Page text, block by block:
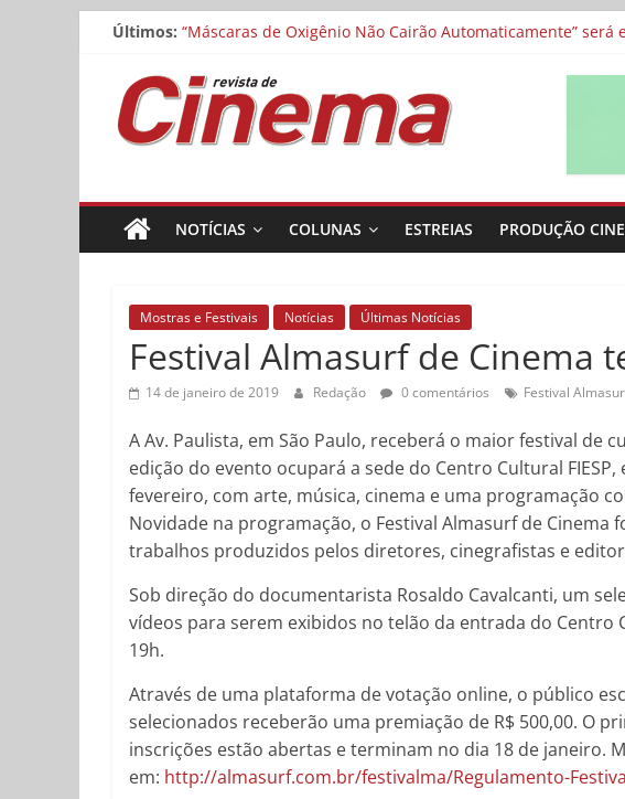
Pular
conteúdo
Últimos:
Cinemateca exibe “O Manuscrito de Saragoça”, “Os
“Máscaras de Oxigênio Não Cairão Automaticamente”
Noite dos Otelos pauta-se pelo distributivismo e divide
Museu da Pessoa abre chamada para curta-metragens
Revista
de
Cinema
NOTÍCIAS COLUNAS ESTREIAS PRODUÇÃO
Mostras e Festivais Notícias Últimas Notícias
Festival Almasurf de Cinema
14 de janeiro de 2019 Redação 0 comentários Festival
A Av. Paulista, em São Paulo, receberá o maior festival de
edição do evento ocupará a sede do Centro Cultural
fevereiro, com arte, música, cinema e uma programação
Novidade na programação, o Festival Almasurf de Cinema
trabalhos produzidos pelos diretores, cinegrafistas e
Sob direção do documentarista Rosaldo Cavalcanti, um
vídeos para serem exibidos no telão da entrada do Centro
19h.
Através de uma plataforma de votação online, o público
selecionados receberão uma premiação de R$ 500,00. O
inscrições estão abertas e terminam no dia 18 de janeiro.
em: http://almasurf.com.br/festivalma/Regulamento-